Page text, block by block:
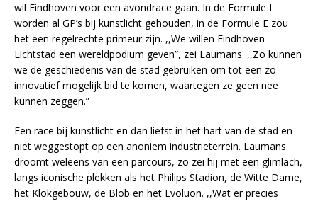
wil Eindhoven voor een avondrace gaan. In de Formule I
worden al GP’s bij kunstlicht gehouden, in de Formule E zou
het een regelrechte primeur zijn. ,,We willen Eindhoven
Lichtstad een wereldpodium geven”, zei Laumans. ,,Zo kunnen
we de geschiedenis van de stad gebruiken om tot een zo
innovatief mogelijk bid te komen, waartegen ze geen nee
kunnen zeggen.”
Een race bij kunstlicht en dan liefst in het hart van de stad en
niet weggestopt op een anoniem industrieterrein. Laumans
droomt weleens van een parcours, zo zei hij met een glimlach,
langs iconische plekken als het Philips Stadion, de Witte Dame,
het Klokgebouw, de Blob en het Evoluon. ,,Wat er precies